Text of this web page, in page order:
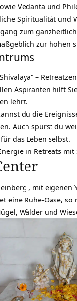
Vedanta und
Spiritualität und
zum
zur hohen
–
Aspiranten hilft
lehrt.
du die
Auch spürst du
das Leben selbst.
in Retreats
, mit eigenen
eine Ruhe-Oase,
Wälder und